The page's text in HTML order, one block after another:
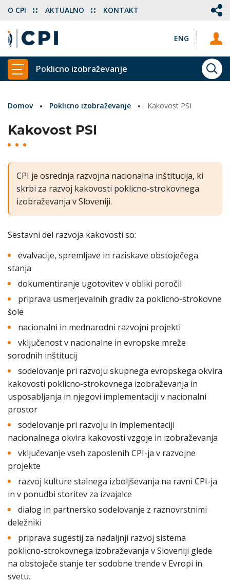
ENG
O CPI AKTUALNO KONTAKT
PRIKAŽI GLAVNI MENI
Poklicno izobraževanje
Domov Poklicno izobraževanje Kakovost PSI
Kakovost PSI
CPI je osrednja razvojna nacionalna inštitucija, ki
skrbi za razvoj kakovosti poklicno-strokovnega
izobraževanja v Sloveniji.
Sestavni del razvoja kakovosti so:
evalvacije, spremljave in raziskave obstoječega
stanja
dokumentiranje ugotovitev v obliki poročil
priprava usmerjevalnih gradiv za poklicno-strokovne
šole
nacionalni in mednarodni razvojni projekti
vključenost v nacionalne in evropske mreže
sorodnih inštitucij
sodelovanje pri razvoju skupnega evropskega okvira
kakovosti poklicno-strokovnega izobraževanja in
usposabljanja in njegovi implementaciji v nacionalni
prostor
sodelovanje pri razvoju in implementaciji
nacionalnega okvira kakovosti vzgoje in izobraževanja
vključevanje vseh zaposlenih CPI-ja v razvojne
projekte
razvoj kulture stalnega izboljševanja na ravni CPI-ja
in v ponudbi storitev za izvajalce
dialog in partnersko sodelovanje z raznovrstnimi
deležniki
priprava sugestij za nadaljnji razvoj sistema
poklicno-strokovnega izobraževanja v Sloveniji glede
na obstoječe stanje ter sodobne trende v Evropi in
svetu.